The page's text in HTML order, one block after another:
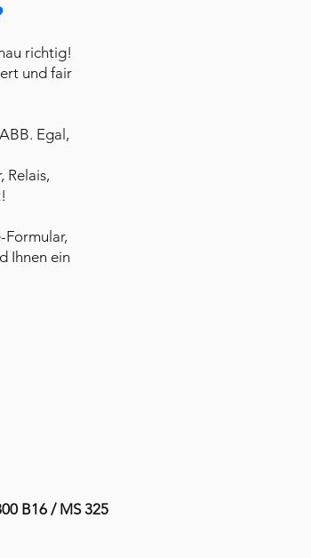
richtig!
und fair
Egal,
Relais,
Formular,
Ihnen ein
B16 / MS 325